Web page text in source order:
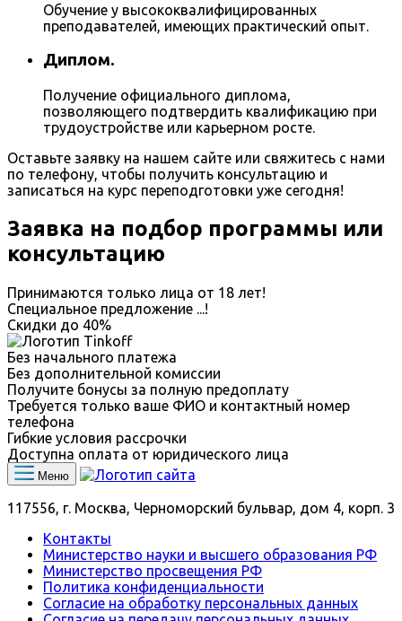
Обучение у высококвалифицированных
преподавателей, имеющих практический опыт.
Диплом.
Получение официального диплома,
позволяющего подтвердить квалификацию при
трудоустройстве или карьерном росте.
Оставьте заявку на нашем сайте или свяжитесь с нами
по телефону, чтобы получить консультацию и
записаться на курс переподготовки уже сегодня!
Заявка на подбор программы или
консультацию
Принимаются только лица от 18 лет!
Специальное предложение ...!
Скидки до 40%
Без начального платежа
Без дополнительной комиссии
Получите бонусы за полную предоплату
Требуется только ваше ФИО и контактный номер
телефона
Гибкие условия рассрочки
Доступна оплата от юридического лица
Меню
117556, г. Москва, Черноморский бульвар, дом 4, корп. 3
Контакты
Министерство науки и высшего образования РФ
Министерство просвещения РФ
Политика конфиденциальности
Согласие на обработку персональных данных